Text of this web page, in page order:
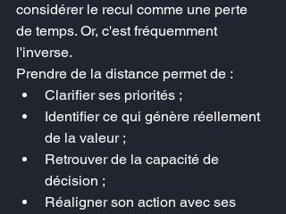
considérer le recul comme une perte
de temps. Or, c'est fréquemment
l'inverse.
Prendre de la distance permet de :
Clarifier ses priorités ;
Identifier ce qui génère réellement
de la valeur ;
Retrouver de la capacité de
décision ;
Réaligner son action avec ses